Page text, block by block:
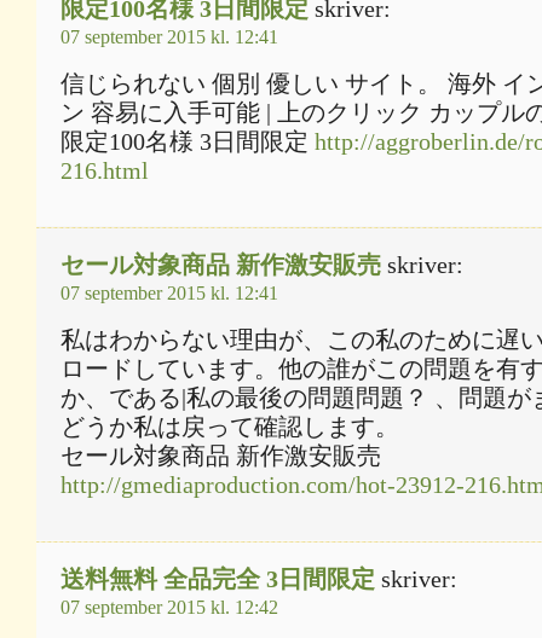
限定100名様 3日間限定 skriver:
07 september 2015 kl. 12:41
信じられない 個別 優しい サイト。 海外 イ
ン 容易に入手可能 | 上のクリック カップル
限定100名様 3日間限定 http://aggroberlin.de/
216.html
セール対象商品 新作激安販売 skriver:
07 september 2015 kl. 12:41
私はわからない理由が、この私のために遅
ロードしています。他の誰がこの問題を有
か、である|私の最後の問題問題？ 、問題が
どうか私は戻って確認します。
セール対象商品 新作激安販売
http://gmediaproduction.com/hot-23912-
送料無料 全品完全 3日間限定 skriver:
07 september 2015 kl. 12:42